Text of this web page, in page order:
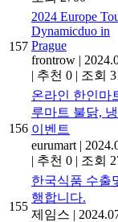
157
2024 Europe
Dynamicduo in
Prague
frontrow |
| 추천 0 | 조회
156
온라인 한인마
루마트 불닭,
이벤트
eurumart |
| 추천 0 | 조회
155
한국식품 수출
행합니다.
제임스 |